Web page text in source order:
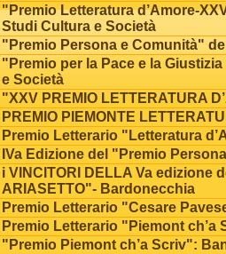
"Premio Letteratura d’Amore-
Studi Cultura e Società
"Premio Persona e Comunità"
"Premio per la Pace e la
e Società
"XXV PREMIO LETTERATURA
PREMIO PIEMONTE
Premio Letterario "Letteratura
IVa Edizione del "Premio
i VINCITORI DELLA Va edizione
ARIASETTO"- Bardonecchia
Premio Letterario "Cesare
Premio Letterario "Piemont ch’a
"Premio Piemont ch’a Scriv":